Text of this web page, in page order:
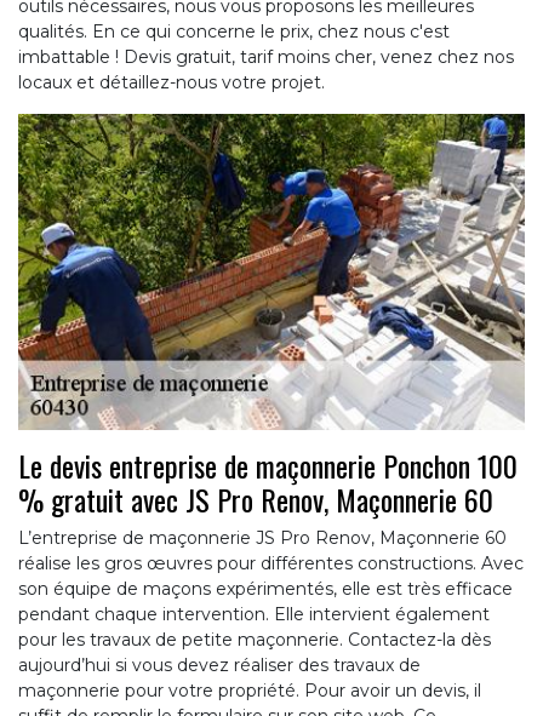
outils nécessaires, nous vous proposons les meilleures
qualités. En ce qui concerne le prix, chez nous c'est
imbattable ! Devis gratuit, tarif moins cher, venez chez nos
locaux et détaillez-nous votre projet.
Le devis entreprise de maçonnerie Ponchon 100
% gratuit avec JS Pro Renov, Maçonnerie 60
L’entreprise de maçonnerie JS Pro Renov, Maçonnerie 60
réalise les gros œuvres pour différentes constructions. Avec
son équipe de maçons expérimentés, elle est très efficace
pendant chaque intervention. Elle intervient également
pour les travaux de petite maçonnerie. Contactez-la dès
aujourd’hui si vous devez réaliser des travaux de
maçonnerie pour votre propriété. Pour avoir un devis, il